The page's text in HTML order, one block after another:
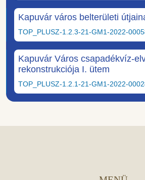
Kapuvár város belterületi
TOP_PLUSZ-1.2.3-21-GM1-2022-
Kapuvár Város csapadékvíz-
rekonstrukciója I. ütem
TOP_PLUSZ-1.2.1-21-GM1-2022-